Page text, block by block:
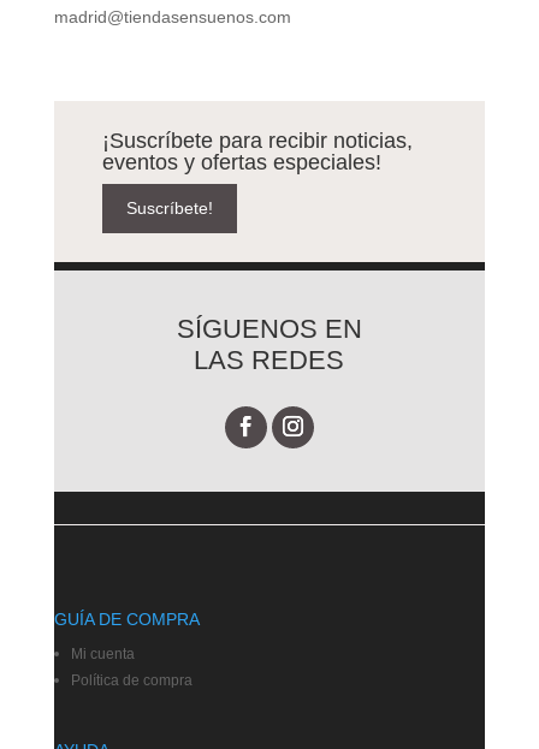
madrid@tiendasensuenos.com
¡Suscríbete para recibir noticias,
eventos y ofertas especiales!
Suscríbete!
SÍGUENOS EN
LAS REDES
GUÍA DE COMPRA
Mi cuenta
Política de compra